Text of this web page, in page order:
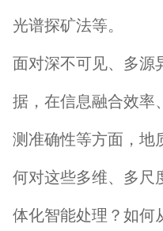
光谱探矿法等。
面对深不可见、多源
据，在信息融合效率
测准确性等方面，地
何对这些多维、多尺
体化智能处理？如何